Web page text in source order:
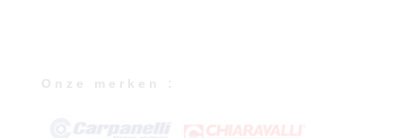
O n z e m e r k e n :